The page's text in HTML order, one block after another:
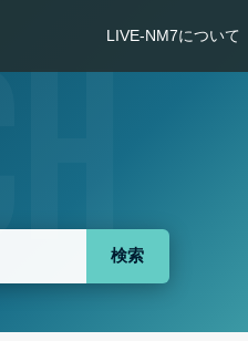
LIVE-NM7について
検索